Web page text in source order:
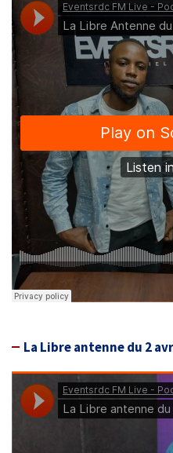
La Libre antenne du 2